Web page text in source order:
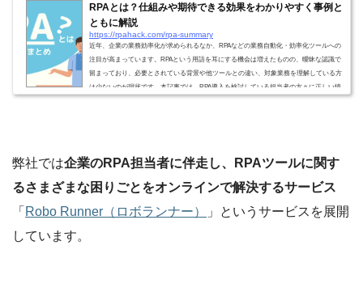
RPAとは？仕組みや期待できる効果をわかりやすく事例と
ともに解説
https://rpahack.com/rpa-summary
近年、企業の業務効率化が求められるなか、RPAなどの業務自動化・効率化ツールへの
注目が高まっています。RPAという用語を耳にする機会は増えたものの、曖昧な認識で
留まっており、必要とされている背景や他ツールとの違い、対象業務を理解している方
は少ないのが現状です。本記事では、RPA導入を検討している担当者の方々に正しい情
弊社では企業のRPA担当者に伴走し、RPAツールに関す
るさまざまな困りごとをオンラインで解決するサービス
「 Robo Runner（ロボランナー）
」というサービスを展開
しています。